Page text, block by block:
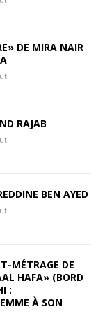
DE MIRA NAIR
RAJAB
BEN AYED
MÉTRAGE DE
HAFA» (BORD
:
À SON